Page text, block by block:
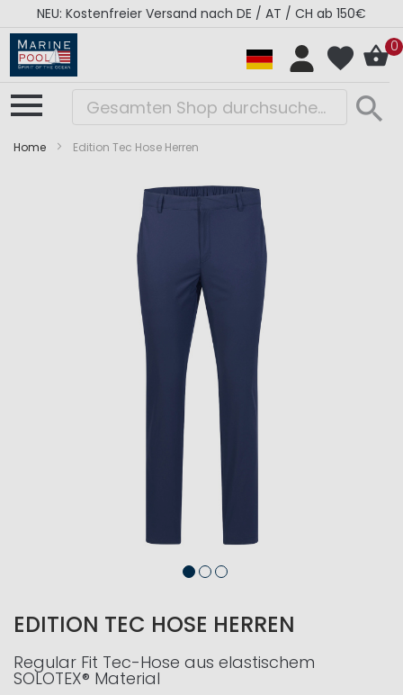
NEU: Kostenfreier Versand nach DE / AT / CH ab 150€
0
Home Edition Tec Hose Herren
EDITION TEC HOSE HERREN
Regular Fit Tec-Hose aus elastischem
SOLOTEX® Material